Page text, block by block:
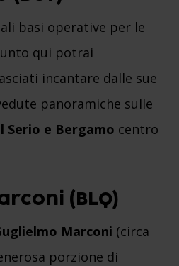
basi operative per le
qui potrai
incantare dalle sue
panoramiche sulle
Serio e Bergamo centro
(BLQ)
Marconi (circa
porzione di